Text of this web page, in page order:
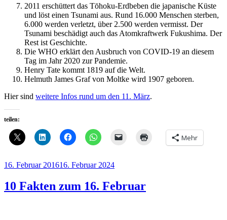
2011 erschüttert das Tōhoku-Erdbeben die japanische Küste
und löst einen Tsunami aus. Rund 16.000 Menschen sterben,
6.000 werden verletzt, über 2.500 werden vermisst. Der
Tsunami beschädigt auch das Atomkraftwerk Fukushima. Der
Rest ist Geschichte.
Die WHO erklärt den Ausbruch von COVID-19 an diesem
Tag im Jahr 2020 zur Pandemie.
Henry Tate kommt 1819 auf die Welt.
Helmuth James Graf von Moltke wird 1907 geboren.
Hier sind weitere Infos rund um den 11. März.
teilen:
Mehr
Veröffentlicht
16. Februar 201616. Februar 2024
10 Fakten zum 16. Februar